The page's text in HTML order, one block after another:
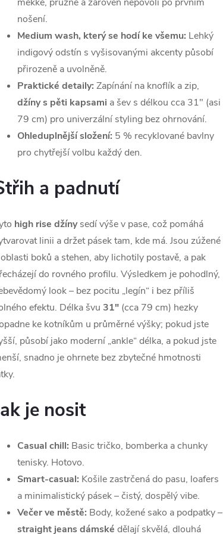
nošení.
Medium wash, který se hodí ke všemu: Lehký
indigový odstín s vyšisovanými akcenty působí
přirozeně a uvolněně.
Praktické detaily: Zapínání na knoflík a zip,
džíny s pěti kapsami a šev s délkou cca 31" (asi
79 cm) pro univerzální styling bez ohrnování.
Ohleduplnější složení: 5 % recyklované bavlny
pro chytřejší volbu každý den.
a padnutí
high rise džínysedí výše v pase, což pomáhá
linii a držet pásek tam, kde má. Jsou zúžené
boků a stehen, aby lichotily postavě, a pak
do rovného profilu. Výsledkem je pohodlný,
look – bez pocitu „legín“ i bez příliš
efektu. Délka švu 31" (cca 79 cm) hezky
ke kotníkům u průměrné výšky; pokud jste
působí jako moderní „ankle“ délka, a pokud jste
snadno je ohrnete bez zbytečné hmotnosti
je nosit
Casual chill: Basic tričko, bomberka a chunky
tenisky. Hotovo.
Smart-casual: Košile zastrčená do pasu, loafers
a minimalistický pásek – čistý, dospělý vibe.
Večer ve městě: Body, kožené sako a podpatky –
straight jeans dámské dělají skvělá, dlouhá